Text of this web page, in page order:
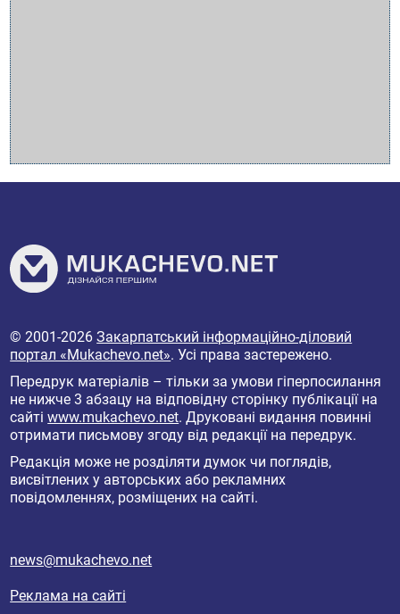
© 2001-2026Закарпатський інформаційно-діловий
портал «Mukachevo.net». Усі права застережено.
Передрук матеріалів – тільки за умови гіперпосилання
не нижче 3 абзацу на відповідну сторінку публікації на
сайтіwww.mukachevo.net. Друковані видання повинні
отримати письмову згоду від редакції на передрук.
Редакція може не розділяти думок чи поглядів,
висвітлених у авторських або рекламних
повідомленнях, розміщених на сайті.
news@mukachevo.net
Реклама на сайті